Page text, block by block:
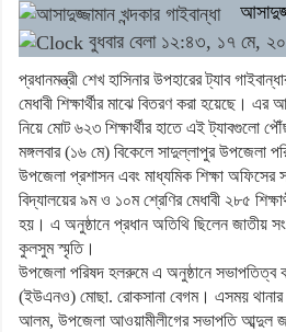
বুধবার বেলা ১২:৪৩, ১৭ মে,
প্রধানমন্ত্রী শেখ হাসিনার উপহারের ট্যাব
মেধাবী শিক্ষার্থীর মাঝে বিতরণ করা হয়েছে।
নিয়ে মোট ৬২৩ শিক্ষার্থীর হাতে এই ট্যাবগুলো
মঙ্গলবার (১৬ মে) বিকেলে সাদুল্লাপুর উপজেলা
উপজেলা প্রশাসন এবং মাধ্যমিক শিক্ষা অফিসের
বিদ্যালয়ের ৯ম ও ১০ম শ্রেণির মেধাবী ২৮৫
হয়। এ অনুষ্ঠানে প্রধান অতিথি ছিলেন জাতীয়
কুলসুম স্মৃতি।
উপজেলা পরিষদ হলরুমে এ অনুষ্ঠানে সভাপতিত্ব
(ইউএনও) মোছা. রোকসানা বেগম। এসময় থানার
আলম, উপজেলা আওয়ামীলীগের সভাপতি আব্দুল